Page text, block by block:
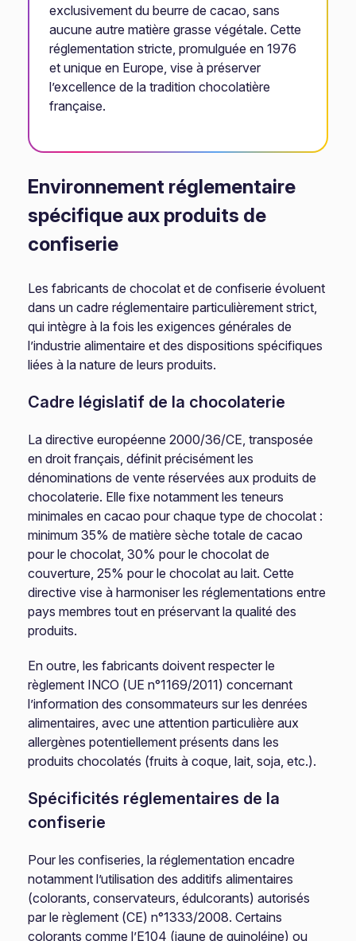
exclusivement du beurre de cacao, sans
aucune autre matière grasse végétale. Cette
réglementation stricte, promulguée en 1976
et unique en Europe, vise à préserver
l’excellence de la tradition chocolatière
française.
Environnement réglementaire
spécifique aux produits de
confiserie
Les fabricants de chocolat et de confiserie évoluent
dans un cadre réglementaire particulièrement strict,
qui intègre à la fois les exigences générales de
l’industrie alimentaire et des dispositions spécifiques
liées à la nature de leurs produits.
Cadre législatif de la chocolaterie
La directive européenne 2000/36/CE, transposée
en droit français, définit précisément les
dénominations de vente réservées aux produits de
chocolaterie. Elle fixe notamment les teneurs
minimales en cacao pour chaque type de chocolat :
minimum 35% de matière sèche totale de cacao
pour le chocolat, 30% pour le chocolat de
couverture, 25% pour le chocolat au lait. Cette
directive vise à harmoniser les réglementations entre
pays membres tout en préservant la qualité des
produits.
En outre, les fabricants doivent respecter le
règlement INCO (UE n°1169/2011) concernant
l’information des consommateurs sur les denrées
alimentaires, avec une attention particulière aux
allergènes potentiellement présents dans les
produits chocolatés (fruits à coque, lait, soja, etc.).
Spécificités réglementaires de la
confiserie
Pour les confiseries, la réglementation encadre
notamment l’utilisation des additifs alimentaires
(colorants, conservateurs, édulcorants) autorisés
par le règlement (CE) n°1333/2008. Certains
colorants comme l’E104 (jaune de quinoléine) ou